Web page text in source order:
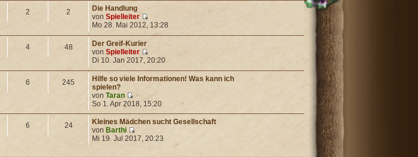
2 2
Die Handlung
vonSpielleiter
Mo 28. Mai 2012, 13:28
4 48
Der Greif-Kurier
vonSpielleiter
Di 10. Jan 2017, 20:20
6 245
Hilfe so viele Informationen! Was kann ich
spielen?
vonTaran
So 1. Apr 2018, 15:20
6 24
Kleines Mädchen sucht Gesellschaft
vonBarthi
Mi 19. Jul 2017, 20:23